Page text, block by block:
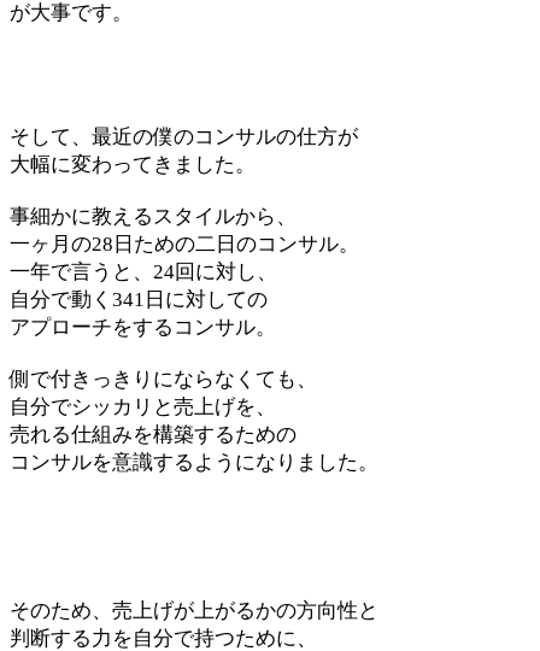
が大事です。
そして、最近の僕のコンサルの仕方が
大幅に変わってきました。
事細かに教えるスタイルから、
一ヶ月の28日ための二日のコンサル。
一年で言うと、24回に対し、
自分で動く341日に対しての
アプローチをするコンサル。
側で付きっきりにならなくても、
自分でシッカリと売上げを、
売れる仕組みを構築するための
コンサルを意識するようになりました。
そのため、売上げが上がるかの方向性と
判断する力を自分で持つために、